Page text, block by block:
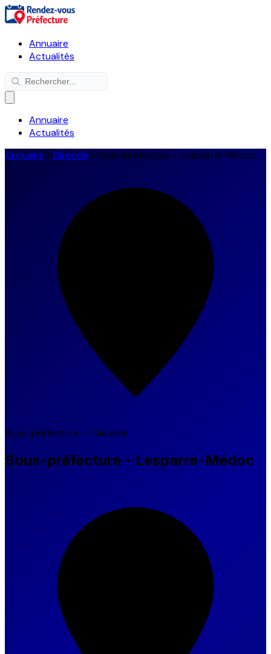
Annuaire
Actualités
Annuaire
Actualités
Annuaire /Gironde / Sous-préfecture - Lesparre-Médoc
Sous-préfecture — Gironde
Sous-préfecture - Lesparre-Médoc